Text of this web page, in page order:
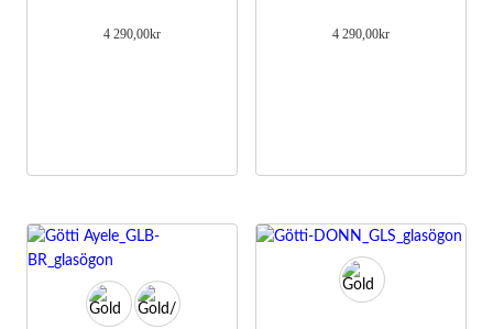
4 290,00kr 4 290,00kr